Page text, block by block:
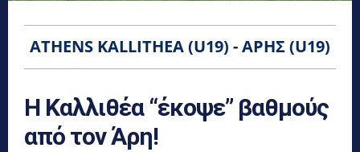
ATHENS KALLITHEA (U19) - ΆΡΗΣ (U19)
Η Καλλιθέα “έκοψε” βαθμούς
από τον Άρη!